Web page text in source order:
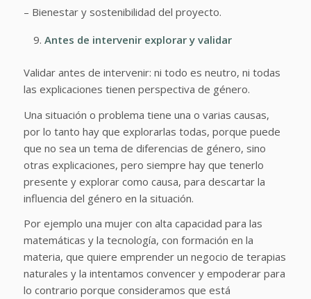
– Bienestar y sostenibilidad del proyecto.
Antes de intervenir explorar y validar
Validar antes de intervenir: ni todo es neutro, ni todas
las explicaciones tienen perspectiva de género.
Una situación o problema tiene una o varias causas,
por lo tanto hay que explorarlas todas, porque puede
que no sea un tema de diferencias de género, sino
otras explicaciones, pero siempre hay que tenerlo
presente y explorar como causa, para descartar la
influencia del género en la situación.
Por ejemplo una mujer con alta capacidad para las
matemáticas y la tecnología, con formación en la
materia, que quiere emprender un negocio de terapias
naturales y la intentamos convencer y empoderar para
lo contrario porque consideramos que está